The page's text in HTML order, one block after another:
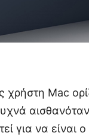
Mac
για να είναι